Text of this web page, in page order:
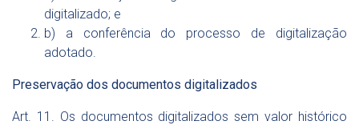
digitalizado; e
b) a conferência do processo de digitalização
adotado.
Preservação dos documentos digitalizados
Art. 11. Os documentos digitalizados sem valor histórico